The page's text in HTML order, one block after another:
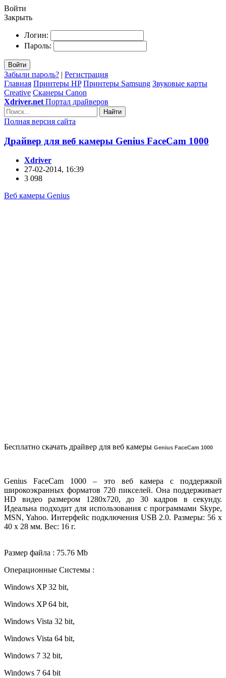
Войти
Закрыть
Логин:
Пароль:
Войти
Забыли пароль? | Регистрация
Главная Принтеры HP Принтеры Samsung Звуковые карты
Creative Сканеры Canon
Xdriver.net Портал драйверов
Найти
Полная версия сайта
Драйвер для веб камеры Genius FaceCam 1000
Xdriver
27-02-2014, 16:39
3 098
Веб камеры Genius
Бесплатно скачать драйвер для веб камеры Genius FaceCam 1000
Genius FaceCam 1000 – это веб камера с поддержкой
широкоэкранных форматов 720 пикселей. Она поддерживает
HD видео размером 1280x720, до 30 кадров в секунду.
Идеальна подходит для использования с программами Skype,
MSN, Yahoo. Интерфейс подключения USB 2.0. Размеры: 56 x
40 x 28 мм. Вес: 16 г.
Размер файла : 75.76 Mb
Операционные Системы :
Windows XP 32 bit,
Windows XP 64 bit,
Windows Vista 32 bit,
Windows Vista 64 bit,
Windows 7 32 bit,
Windows 7 64 bit